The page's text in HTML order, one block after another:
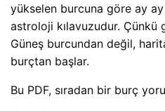
yükselen burcuna göre ay
astroloji kılavuzudur. Çünkü
Güneş burcundan değil,
burçtan başlar.
Bu PDF, sıradan bir burç